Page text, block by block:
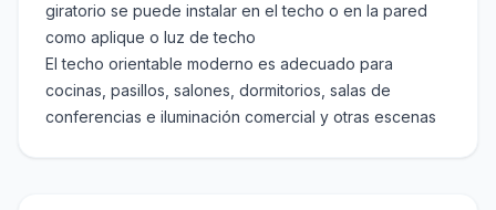
giratorio se puede instalar en el techo o en la pared
como aplique o luz de techo
El techo orientable moderno es adecuado para
cocinas, pasillos, salones, dormitorios, salas de
conferencias e iluminación comercial y otras escenas